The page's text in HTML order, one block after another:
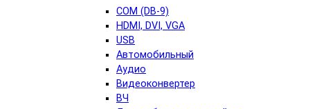
COM (DB-9)
HDMI, DVI, VGA
USB
Автомобильный
Аудио
Видеоконвертер
ВЧ